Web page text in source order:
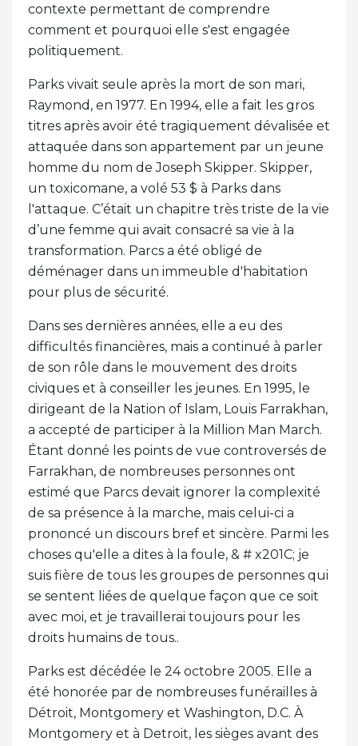
contexte permettant de comprendre
comment et pourquoi elle s'est engagée
politiquement.
Parks vivait seule après la mort de son mari,
Raymond, en 1977. En 1994, elle a fait les gros
titres après avoir été tragiquement dévalisée et
attaquée dans son appartement par un jeune
homme du nom de Joseph Skipper. Skipper,
un toxicomane, a volé 53 $ à Parks dans
l'attaque. C’était un chapitre très triste de la vie
d’une femme qui avait consacré sa vie à la
transformation. Parcs a été obligé de
déménager dans un immeuble d'habitation
pour plus de sécurité.
Dans ses dernières années, elle a eu des
difficultés financières, mais a continué à parler
de son rôle dans le mouvement des droits
civiques et à conseiller les jeunes. En 1995, le
dirigeant de la Nation of Islam, Louis Farrakhan,
a accepté de participer à la Million Man March.
Étant donné les points de vue controversés de
Farrakhan, de nombreuses personnes ont
estimé que Parcs devait ignorer la complexité
de sa présence à la marche, mais celui-ci a
prononcé un discours bref et sincère. Parmi les
choses qu'elle a dites à la foule, & # x201C; je
suis fière de tous les groupes de personnes qui
se sentent liées de quelque façon que ce soit
avec moi, et je travaillerai toujours pour les
droits humains de tous..
Parks est décédée le 24 octobre 2005. Elle a
été honorée par de nombreuses funérailles à
Détroit, Montgomery et Washington, D.C. À
Montgomery et à Detroit, les sièges avant des